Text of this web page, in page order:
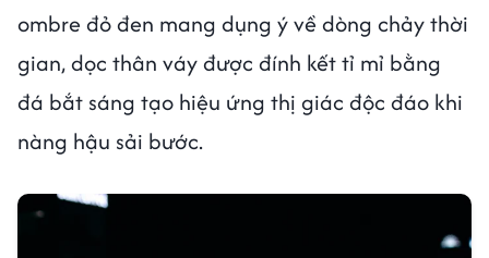
ombre đỏ đen mang dụng ý về dòng chảy thời
gian, dọc thân váy được đính kết tỉ mỉ bằng
đá bắt sáng tạo hiệu ứng thị giác độc đáo khi
nàng hậu sải bước.